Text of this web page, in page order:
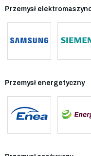
Przemysł
Przemysł energetyczny